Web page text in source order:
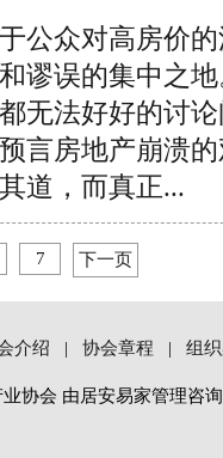
公众对高房价
谬误的集中之
无法好好的讨
言房地产崩溃
道，而真正...
7 下一页
介绍 | 协会章程 | 组
协会 由居安易家管理咨